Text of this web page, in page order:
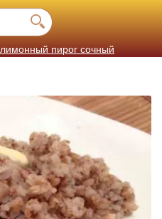
лимонный пирог сочный